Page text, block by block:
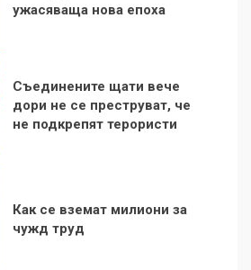
не подкрепят терористи
Как се вземат милиони за
чужд труд
подкрепиха Куба, България
избра да е сред 30